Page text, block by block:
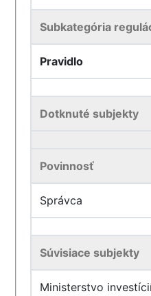
Subkategória
Pravidlo
Dotknuté subjekty
Povinnosť
Správca
Súvisiace subjekty
Ministerstvo